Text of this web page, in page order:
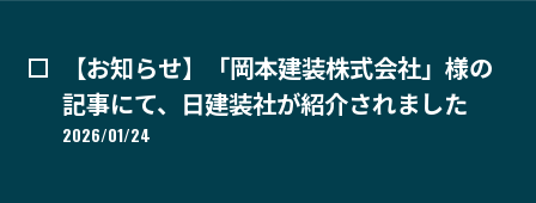
【お知らせ】「岡本建装株式会社」様の
記事にて、日建装社が紹介されました
2026/01/24